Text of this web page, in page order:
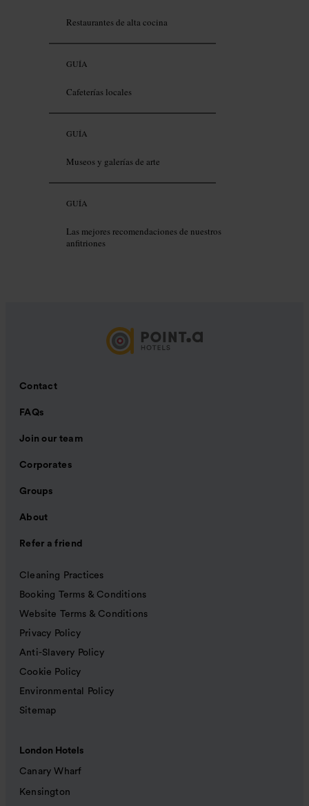
Restaurantes de alta cocina
GUÍA
Cafeterías locales
GUÍA
Museos y galerías de arte
GUÍA
Las mejores recomendaciones de nuestros
anfitriones
Contact
FAQs
Join our team
Corporates
Groups
About
Refer a friend
Cleaning Practices
Booking Terms & Conditions
Website Terms & Conditions
Privacy Policy
Anti-Slavery Policy
Cookie Policy
Environmental Policy
Sitemap
London Hotels
Canary Wharf
Kensington